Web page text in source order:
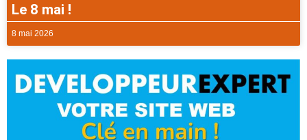
Le 8 mai !
8 mai 2026